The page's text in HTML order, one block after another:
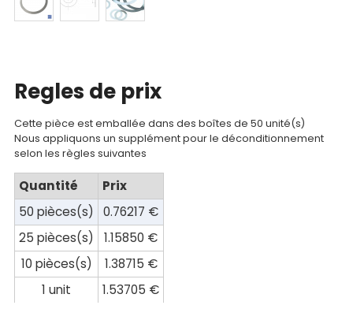
compte
panier
Contact
Regles de prix
Cette pièce est emballée dans des boîtes de 50 unité(s)
Nous appliquons un supplément pour le déconditionnement
selon les règles suivantes
Quantité
Prix
50 pièces(s)
0.76217 €
25 pièces(s)
1.15850 €
10 pièces(s)
1.38715 €
1 unit
1.53705 €